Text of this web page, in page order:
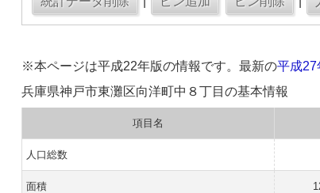
※本ページは平成22年版の情報です。最新の平成27
兵庫県神戸市東灘区向洋町中８丁目の基本情報
項目名
人口総数
面積